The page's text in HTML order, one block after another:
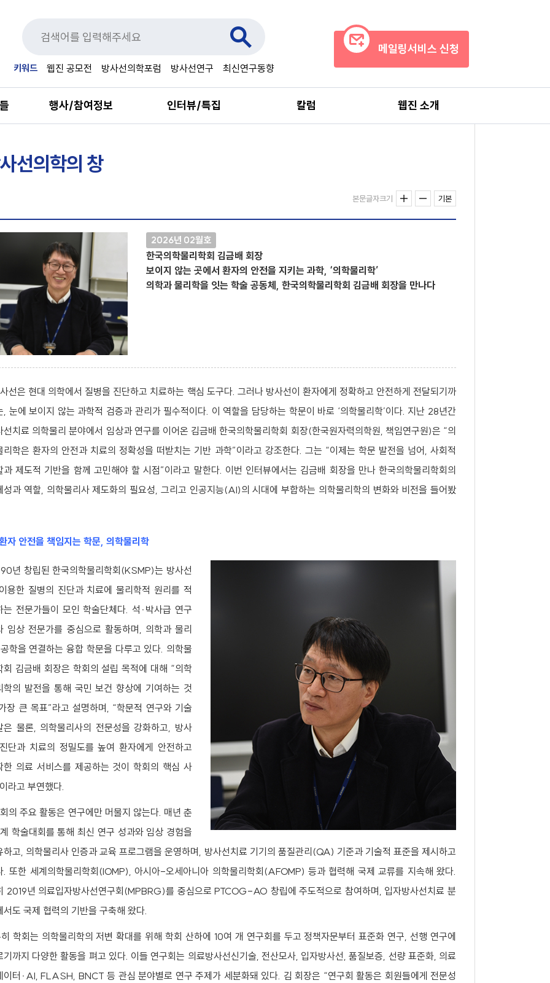
키워드 웹진 공모전 방사선의학포럼 방사선연구 최신연구동향
메일링서비스 신청
행사/참여정보 인터뷰/특집 칼럼 웹진 소개
선의학의 창
본문글자크기 기본
2026년 02월호
한국의학물리학회 김금배 회장
보이지 않는 곳에서 환자의 안전을 지키는 과학, ‘의학물리학’
의학과 물리학을 잇는 학술 공동체, 한국의학물리학회 김금배 회장을 만나다
선은 현대 의학에서 질병을 진단하고 치료하는 핵심 도구다. 그러나 방사선이 환자에게 정확하고 안전하게 전달되기까
, 눈에 보이지 않는 과학적 검증과 관리가 필수적이다. 이 역할을 담당하는 학문이 바로 ‘의학물리학’이다. 지난 28년간
선치료 의학물리 분야에서 임상과 연구를 이어온 김금배 한국의학물리학회 회장(한국원자력의학원, 책임연구원)은 “의
리학은 환자의 안전과 치료의 정확성을 떠받치는 기반 과학”이라고 강조한다. 그는 “이제는 학문 발전을 넘어, 사회적
과 제도적 기반을 함께 고민해야 할 시점”이라고 말한다. 이번 인터뷰에서는 김금배 회장을 만나 한국의학물리학회의
성과 역할, 의학물리사 제도화의 필요성, 그리고 인공지능(AI)의 시대에 부합하는 의학물리학의 변화와 비전을 들어봤
자 안전을 책임지는 학문, 의학물리학
년 창립된 한국의학물리학회(KSMP)는 방사선
용한 질병의 진단과 치료에 물리학적 원리를 적
는 전문가들이 모인 학술단체다. 석·박사급 연구
임상 전문가를 중심으로 활동하며, 의학과 물리
학을 연결하는 융합 학문을 다루고 있다. 의학물
회 김금배 회장은 학회의 설립 목적에 대해 “의학
학의 발전을 통해 국민 보건 향상에 기여하는 것
장 큰 목표”라고 설명하며, “학문적 연구와 기술
은 물론, 의학물리사의 전문성을 강화하고, 방사
단과 치료의 정밀도를 높여 환자에게 안전하고
한 의료 서비스를 제공하는 것이 학회의 핵심 사
라고 부연했다.
의 주요 활동은 연구에만 머물지 않는다. 매년 춘
학술대회를 통해 최신 연구 성과와 임상 경험을
하고, 의학물리사 인증과 교육 프로그램을 운영하며, 방사선치료 기기의 품질관리(QA) 기준과 기술적 표준을 제시하고
. 또한 세계의학물리학회(IOMP), 아시아-오세아니아 의학물리학회(AFOMP) 등과 협력해 국제 교류를 지속해 왔다.
2019년 의료입자방사선연구회(MPBRG)를 중심으로 PTCOG-AO 창립에 주도적으로 참여하며, 입자방사선치료 분
서도 국제 협력의 기반을 구축해 왔다.
학회는 의학물리학의 저변 확대를 위해 학회 산하에 10여 개 연구회를 두고 정책자문부터 표준화 연구, 선행 연구에
기까지 다양한 활동을 펴고 있다. 이들 연구회는 의료방사선신기술, 전산모사, 입자방사선, 품질보증, 선량 표준화, 의료
이터·AI, FLASH, BNCT 등 관심 분야별로 연구 주제가 세분화돼 있다. 김 회장은 “연구회 활동은 회원들에게 전문성